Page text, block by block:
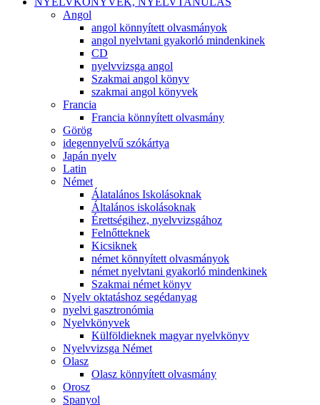
Angol
angol könnyített olvasmányok
angol nyelvtani gyakorló mindenkinek
CD
nyelvvizsga angol
Szakmai angol könyv
szakmai angol könyvek
Francia
Francia könnyített olvasmány
Görög
idegennyelvű szókártya
Japán nyelv
Latin
Német
Álatalános Iskolásoknak
Általános iskolásoknak
Érettségihez, nyelvvizsgához
Felnőtteknek
Kicsiknek
német könnyített olvasmányok
német nyelvtani gyakorló mindenkinek
Szakmai német könyv
Nyelv oktatáshoz segédanyag
nyelvi gasztronómia
Nyelvkönyvek
Külföldieknek magyar nyelvkönyv
Nyelvvizsga Német
Olasz
Olasz könnyített olvasmány
Orosz
Spanyol